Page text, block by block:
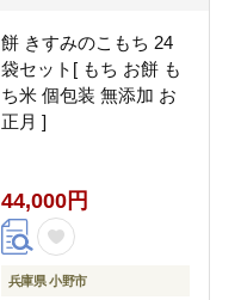
餅 きすみのこもち 24
袋セット[ もち お餅 も
ち米 個包装 無添加 お
正月 ]
44,000円
兵庫県 小野市